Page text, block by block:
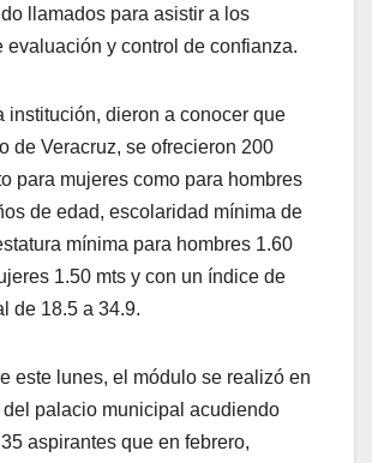
llamados para asistir a los
evaluación y control de confianza.
institución, dieron a conocer que
de Veracruz, se ofrecieron 200
para mujeres como para hombres
de edad, escolaridad mínima de
mínima para hombres 1.60
1.50 mts y con un índice de
de 18.5 a 34.9.
este lunes, el módulo se realizó en
del palacio municipal acudiendo
aspirantes que en febrero,